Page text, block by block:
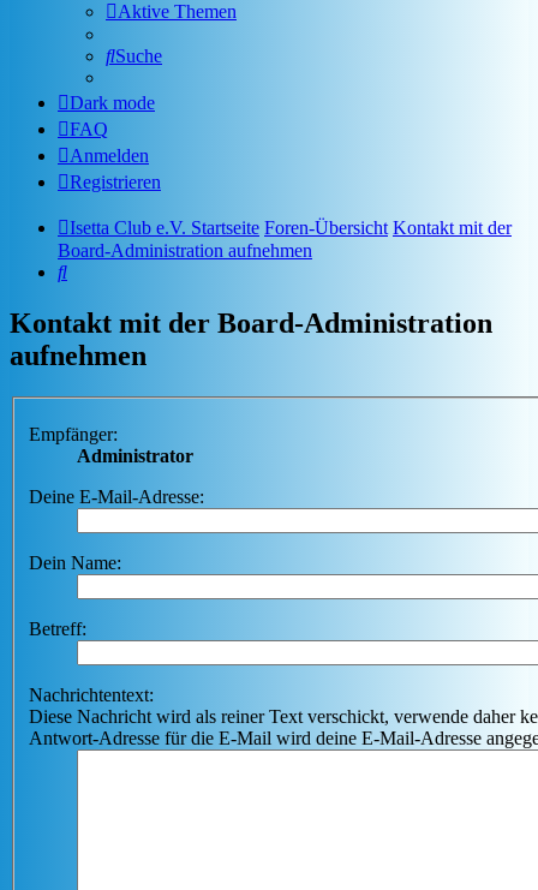
Aktive Themen
Suche
Dark mode
FAQ
Anmelden
Registrieren
Isetta Club e.V. Startseite Foren-Übersicht Kontakt mit der
Board-Administration aufnehmen
Suche
Kontakt mit der Board-Administration
aufnehmen
Empfänger:
Administrator
Deine E-Mail-Adresse:
Dein Name:
Betreff:
Nachrichtentext:
Diese Nachricht wird als reiner Text verschickt, verwende daher
Antwort-Adresse für die E-Mail wird deine E-Mail-Adresse